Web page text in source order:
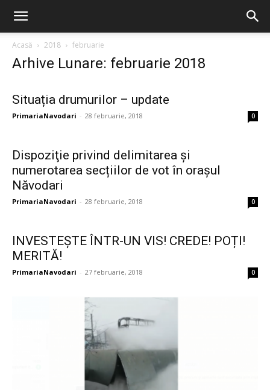
Acasă 2018 februarie
Arhive Lunare: februarie 2018
Situația drumurilor – update
PrimariaNavodari - 28 februarie, 2018 0
Dispoziţie privind delimitarea și
numerotarea secțiilor de vot în orașul
Năvodari
PrimariaNavodari - 28 februarie, 2018 0
INVESTEȘTE ÎNTR-UN VIS! CREDE! POȚI!
MERITĂ!
PrimariaNavodari - 27 februarie, 2018 0